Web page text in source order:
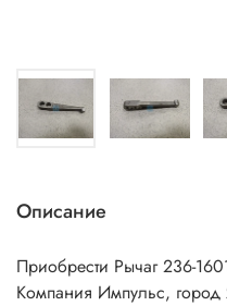
Описание
Приобрести Рычаг 236-
Компания Импульс, город